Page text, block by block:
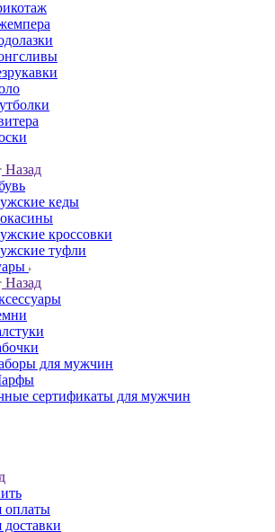
Назад
кеды
кроссовки
туфли
Назад
для мужчин
сертификаты для мужчин
оплаты
доставки